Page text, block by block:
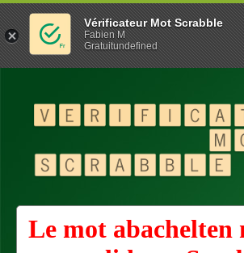
Le mot abachelten
Vérificateur Mot Scrabble
Fabien M
Gratuitundefined